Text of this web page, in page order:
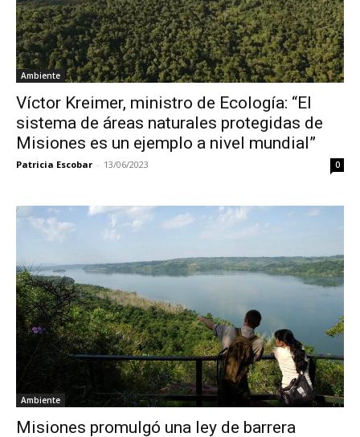
Ambiente
Víctor Kreimer, ministro de Ecología: “El
sistema de áreas naturales protegidas de
Misiones es un ejemplo a nivel mundial”
Patricia Escobar - 13/06/2023 0
Ambiente
Misiones promulgó una ley de barrera